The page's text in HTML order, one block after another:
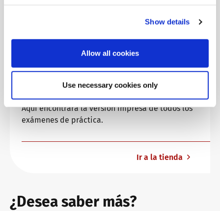
Show details
Allow all cookies
Use necessary cookies only
¿Busca más material para
practicar?
Aquí encontrará la versión impresa de todos los
exámenes de práctica.
Ir a la tienda
¿Desea saber más?